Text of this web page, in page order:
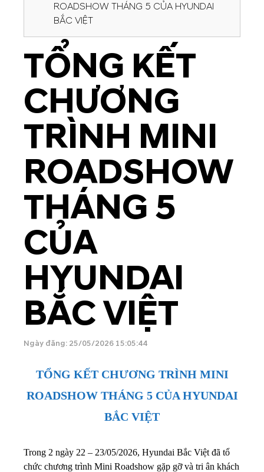
ROADSHOW THÁNG 5 CỦA HYUNDAI
BẮC VIỆT
TỔNG KẾT
CHƯƠNG
TRÌNH MINI
ROADSHOW
THÁNG 5
CỦA
HYUNDAI
BẮC VIỆT
Ngày đăng: 25/05/2026 15:05:44
TỔNG KẾT CHƯƠNG TRÌNH MINI
ROADSHOW THÁNG 5 CỦA HYUNDAI
BẮC VIỆT
Trong 2 ngày 22 – 23/05/2026, Hyundai Bắc Việt đã tổ
chức chương trình Mini Roadshow gặp gỡ và tri ân khách